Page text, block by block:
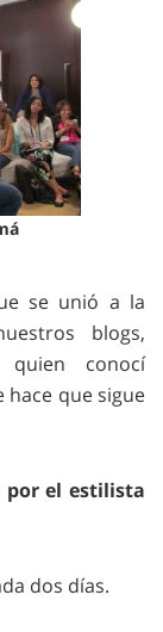
se unió a la
blogs,
conocí
que sigue
por el estilista
dos días.